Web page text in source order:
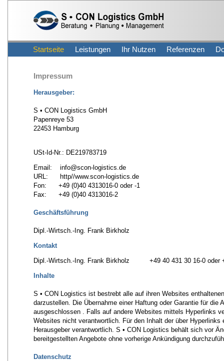
Startseite Leistungen Ihr Nutzen Referenzen
Impressum
Herausgeber:
S • CON Logistics GmbH
Papenreye 53
22453 Hamburg
USt-Id-Nr.: DE219783719
Email: info@scon-logistics.de
URL: http//www.scon-logistics.de
Fon: +49 (0)40 4313016-0 oder -1
Fax: +49 (0)40 4313016-2
Geschäftsführung
Dipl.-Wirtsch.-Ing. Frank Birkholz
Kontakt
Dipl.-Wirtsch.-Ing. Frank Birkholz +49 40 431 30 16-0 oder
Inhalte
S • CON Logistics ist bestrebt alle auf ihren Websites
darzustellen. Die Übernahme einer Haftung oder Garantie für
ausgeschlossen . Falls auf andere Websites mittels Hyperlinks
Websites nicht verantwortlich. Für den Inhalt der über
Herausgeber verantwortlich. S • CON Logistics behält sich vor
bereitgestellten Angebote ohne vorherige Ankündigung
Datenschutz